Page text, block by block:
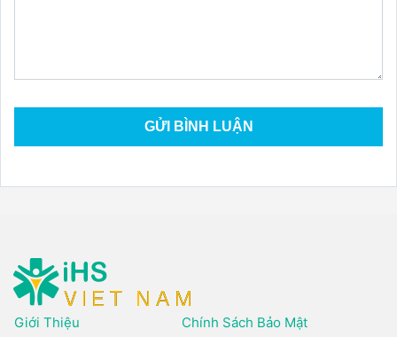
Giới Thiệu
Chính Sách Bảo Mật